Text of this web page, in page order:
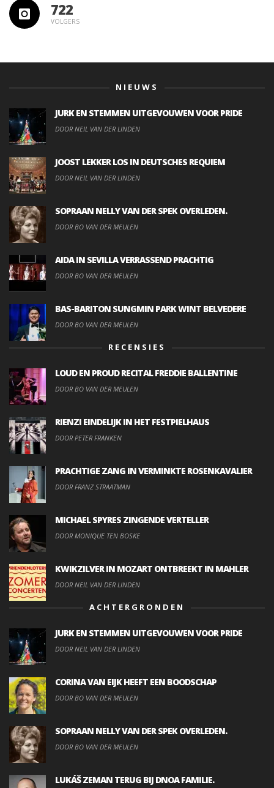
722
VOLGERS
NIEUWS
JURK EN STEMMEN UITGEVOUWEN VOOR PRIDE
DOOR NEIL VAN DER LINDEN
JOOST LEKKER LOS IN DEUTSCHES REQUIEM
DOOR NEIL VAN DER LINDEN
SOPRAAN NELLY VAN DER SPEK OVERLEDEN.
DOOR BO VAN DER MEULEN
AIDA IN SEVILLA VERRASSEND PRACHTIG
DOOR BO VAN DER MEULEN
BAS-BARITON SUNGMIN PARK WINT BELVEDERE
DOOR BO VAN DER MEULEN
RECENSIES
LOUD EN PROUD RECITAL FREDDIE BALLENTINE
DOOR BO VAN DER MEULEN
RIENZI EINDELIJK IN HET FESTPIELHAUS
DOOR PETER FRANKEN
PRACHTIGE ZANG IN VERMINKTE ROSENKAVALIER
DOOR FRANZ STRAATMAN
MICHAEL SPYRES ZINGENDE VERTELLER
DOOR MONIQUE TEN BOSKE
KWIKZILVER IN MOZART ONTBREEKT IN MAHLER
DOOR NEIL VAN DER LINDEN
ACHTERGRONDEN
JURK EN STEMMEN UITGEVOUWEN VOOR PRIDE
DOOR NEIL VAN DER LINDEN
CORINA VAN EIJK HEEFT EEN BOODSCHAP
DOOR BO VAN DER MEULEN
SOPRAAN NELLY VAN DER SPEK OVERLEDEN.
DOOR BO VAN DER MEULEN
LUKÁŠ ZEMAN TERUG BIJ DNOA FAMILIE.